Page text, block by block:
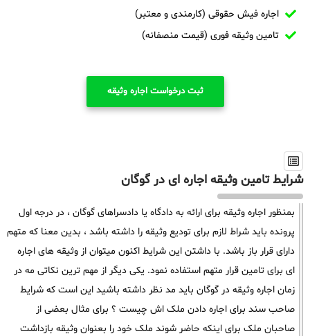
اجاره فیش حقوقی (کارمندی و معتبر)
تامین وثیقه فوری (قیمت منصفانه)
ثبت درخواست اجاره وثیقه
شرایط تامین وثیقه اجاره ای در گوگان
بمنظور اجاره وثیقه برای ارائه به دادگاه یا دادسراهای گوگان ، در درجه اول
پرونده باید شراط لازم برای تودیع وثیقه را داشته باشد ، بدین معنا که متهم
دارای قرار باز باشد. با داشتن این شرایط اکنون میتوان از وثیقه های اجاره
ای برای تامین قرار متهم استفاده نمود. یکی دیگر از مهم ترین نکاتی مه در
زمان اجاره وثیقه در گوگان باید مد نظر داشته باشید این است که شرایط
صاحب سند برای اجاره دادن ملک اش چیست ؟ برای مثال بعضی از
صاحبان ملک برای اینکه حاضر شوند ملک خود را بعنوان وثیقه بازداشت